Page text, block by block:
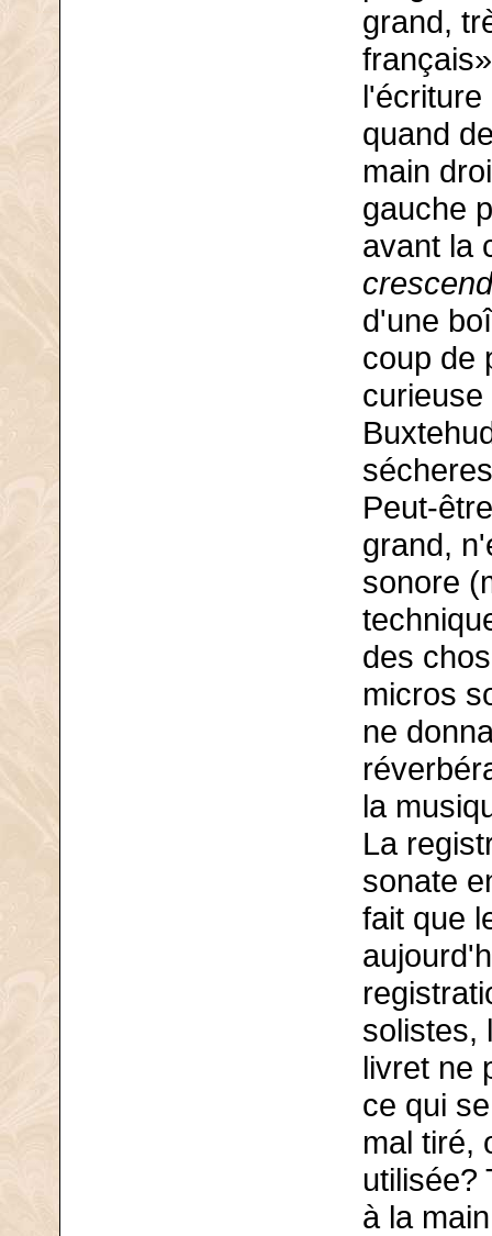
grand,
quand
main
gauche
avant la
d'une
coup de
Peut-
grand,
sonore
des
micros
ne
la
La
sonate
fait que
solistes,
livret ne
ce qui
mal tiré,
utilisée?
à la